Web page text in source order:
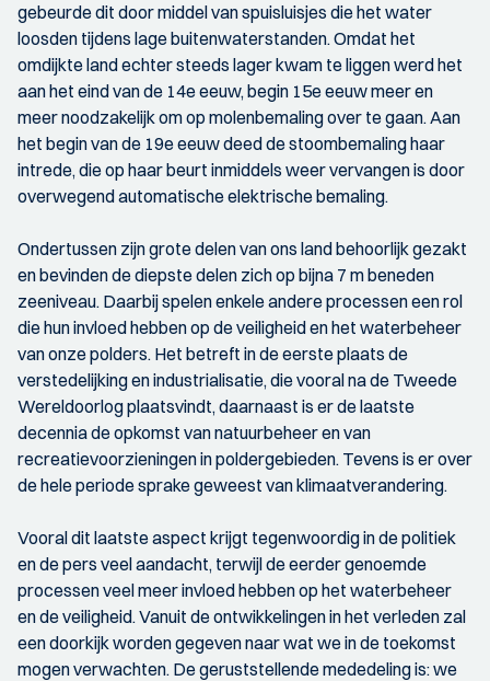
gebeurde dit door middel van spuisluisjes die het water
loosden tijdens lage buitenwaterstanden. Omdat het
omdijkte land echter steeds lager kwam te liggen werd het
aan het eind van de 14e eeuw, begin 15e eeuw meer en
meer noodzakelijk om op molenbemaling over te gaan. Aan
het begin van de 19e eeuw deed de stoombemaling haar
intrede, die op haar beurt inmiddels weer vervangen is door
overwegend automatische elektrische bemaling.
Ondertussen zijn grote delen van ons land behoorlijk gezakt
en bevinden de diepste delen zich op bijna 7 m beneden
zeeniveau. Daarbij spelen enkele andere processen een rol
die hun invloed hebben op de veiligheid en het waterbeheer
van onze polders. Het betreft in de eerste plaats de
verstedelijking en industrialisatie, die vooral na de Tweede
Wereldoorlog plaatsvindt, daarnaast is er de laatste
decennia de opkomst van natuurbeheer en van
recreatievoorzieningen in poldergebieden. Tevens is er over
de hele periode sprake geweest van klimaatverandering.
Vooral dit laatste aspect krijgt tegenwoordig in de politiek
en de pers veel aandacht, terwijl de eerder genoemde
processen veel meer invloed hebben op het waterbeheer
en de veiligheid. Vanuit de ontwikkelingen in het verleden zal
een doorkijk worden gegeven naar wat we in de toekomst
mogen verwachten. De geruststellende mededeling is: we